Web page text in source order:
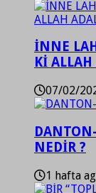
İNNE
Kİ
07/02/
NEDİR ?
1 hafta